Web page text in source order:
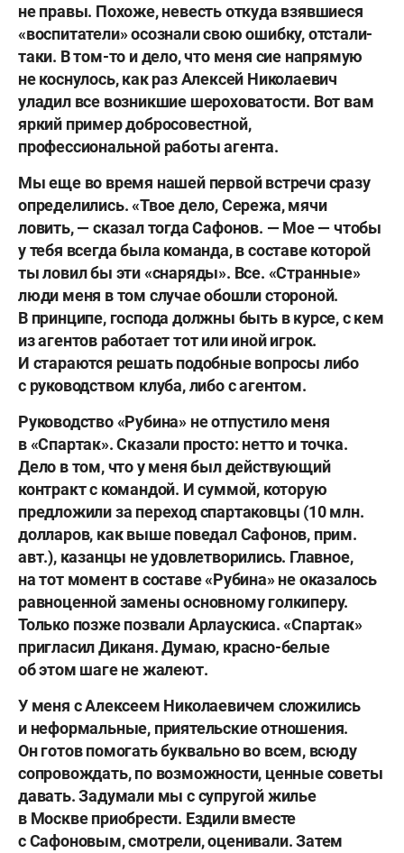
не правы. Похоже, невесть откуда взявшиеся
«воспитатели» осознали свою ошибку, отстали-
таки. В том-то и дело, что меня сие напрямую
не коснулось, как раз Алексей Николаевич
уладил все возникшие шероховатости. Вот вам
яркий пример добросовестной,
профессиональной работы агента.
Мы еще во время нашей первой встречи сразу
определились. «Твое дело, Сережа, мячи
ловить, — сказал тогда Сафонов. — Мое — чтобы
у тебя всегда была команда, в составе которой
ты ловил бы эти «снаряды». Все. «Странные»
люди меня в том случае обошли стороной.
В принципе, господа должны быть в курсе, с кем
из агентов работает тот или иной игрок.
И стараются решать подобные вопросы либо
с руководством клуба, либо с агентом.
Руководство «Рубина» не отпустило меня
в «Спартак». Сказали просто: нетто и точка.
Дело в том, что у меня был действующий
контракт с командой. И суммой, которую
предложили за переход спартаковцы (10 млн.
долларов, как выше поведал Сафонов, прим.
авт.), казанцы не удовлетворились. Главное,
на тот момент в составе «Рубина» не оказалось
равноценной замены основному голкиперу.
Только позже позвали Арлаускиса. «Спартак»
пригласил Диканя. Думаю, красно-белые
об этом шаге не жалеют.
У меня с Алексеем Николаевичем сложились
и неформальные, приятельские отношения.
Он готов помогать буквально во всем, всюду
сопровождать, по возможности, ценные советы
давать. Задумали мы с супругой жилье
в Москве приобрести. Ездили вместе
с Сафоновым, смотрели, оценивали. Затем